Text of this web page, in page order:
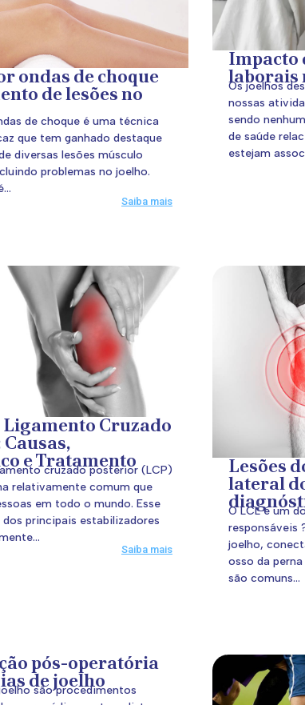
ondas de choque
de lesões no
de choque é uma técnica
que tem ganhado destaque
diversas lesões músculo
problemas no joelho.
Saiba mais
Impacto
laborais
Os joelhos
nossas
sendo
de saúde
estejam
Ligamento Cruzado
e Tratamento
cruzado posterior (LCP)
relativamente comum que
em todo o mundo. Esse
principais estabilizadores
Saiba mais
Lesões
lateral
O LCL é um
responsáveis
joelho,
osso da
são comuns...
pós-operatória
de joelho
são procedimentos